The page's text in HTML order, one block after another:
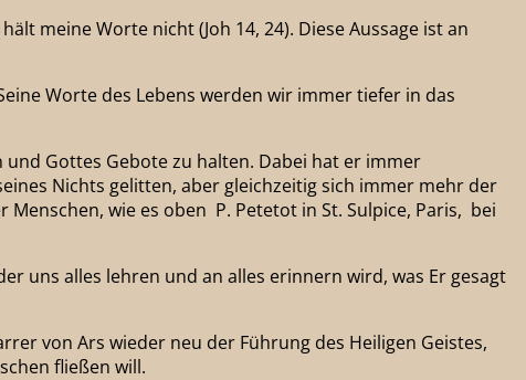
meine Worte nicht (Joh 14, 24). Diese Aussage ist an
Worte des Lebens werden wir immer tiefer in das
Gottes Gebote zu halten. Dabei hat er immer
Nichts gelitten, aber gleichzeitig sich immer mehr der
wie es oben P. Petetot in St. Sulpice, Paris, bei
uns alles lehren und an alles erinnern wird, was Er gesagt
von Ars wieder neu der Führung des Heiligen Geistes,
fließen will.